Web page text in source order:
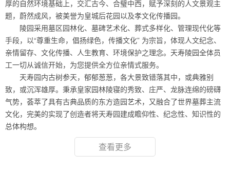
厚的自然环境基础上，交汇古今、合璧中西，赋予深刻的人文景观主
题，蔚然成风，被美誉为皇城后花园以及孝文化传播园。
陵园采用墓区园林化、墓碑艺术化、葬式多样化、管理现代化等
手段，以“尊重生命，倡扬绿色，传播文化” 为宗旨，体现人文纪念、
亲情留存、文化传播、人生教育、环境保护之理念。天寿陵园全体员
工一切从诚信开始，为您提供全方位亲情式服务。
天寿园内古树参天，郁郁葱葱，各大景致错落其中，或典雅别
致，或沉浑雄厚。秉承皇家园林陵寝的秀致、庄严、龙脉连绵的磅礴
气势，荟萃了具有古典品质的东方造园艺术，又融合了世界墓葬主流
文化，完美的实现了创造者将天寿园建成瞻仰性、纪念性、知识性的
总体构想。
查看更多